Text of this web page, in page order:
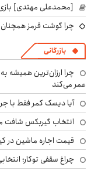
[محمدعلی مهتدی] بازی
چرا گوشت قرمز
بازرگانی
چرا ارزان‌ترین همیشه
عمر می‌کند
آیا دیسک کمر فقط با
انتخاب گیربکس شافت
قیمت اجاره ماشین در کیش در سال ۱۴۰۵
چراغ سقفی توکار؛